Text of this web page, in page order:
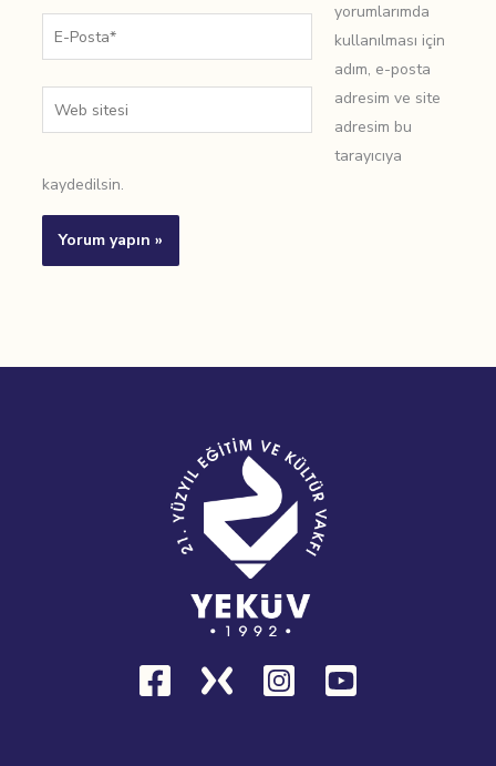
E-
Posta*
Web
sitesi
yorumlarımda
kullanılması için
adım, e-posta
adresim ve site
adresim bu
tarayıcıya
kaydedilsin.